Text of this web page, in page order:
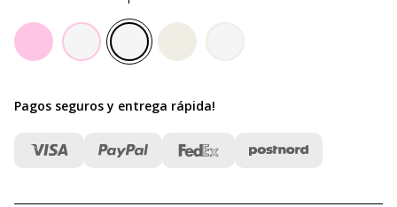
Pagos seguros y entrega rápida!